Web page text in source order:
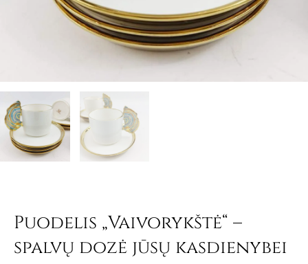
Puodelis „Vaivorykštė“ –
spalvų dozė jūsų kasdienybei